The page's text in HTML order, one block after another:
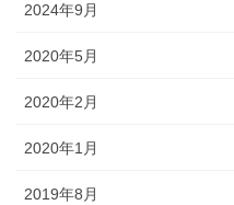
2024年9月
2020年5月
2020年2月
2020年1月
2019年8月